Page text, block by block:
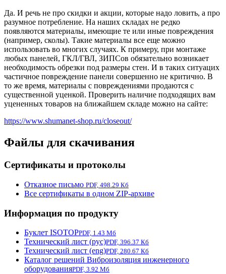
Да. И речь не про скидки и акции, которые надо ловить, а про
разумное потребление. На наших складах не редко
появляются материалы, имеющие те или иные повреждения
(например, сколы). Такие материалы все еще можно
использовать во многих случаях. К примеру, при монтаже
любых панелей, ГКЛ/ГВЛ, ЗИПСов обязательно возникает
необходимость обрезки под размеры стен. И в таких ситуацих
частичное повреждение панели совершенно не критично. В
то же время, материалы с повреждениями продаются с
существенной уценкой. Проверить наличие подходящих вам
уцененных товаров на ближайшем складе можно на сайте:
https://www.shumanet-shop.ru/closeout/
Файлы для скачивания
Сертификаты и протоколы
Отказное письмо PDF, 498.29 Кб
Все сертификаты в одном ZIP-архиве
Информация по продукту
Буклет ISOTOPPDF, 1.43 Мб
Технический лист (рус)PDF, 396.37 Кб
Технический лист (eng)PDF, 280.67 Кб
Каталог решений Виброизоляция инженерного
оборудованияPDF, 3.92 Мб